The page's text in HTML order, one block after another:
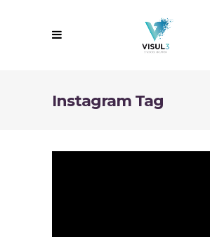
Instagram Tag